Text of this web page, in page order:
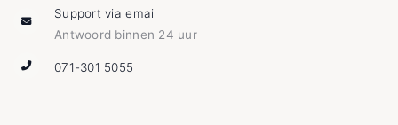
Support via email
Antwoord binnen 24 uur
071-301 5055